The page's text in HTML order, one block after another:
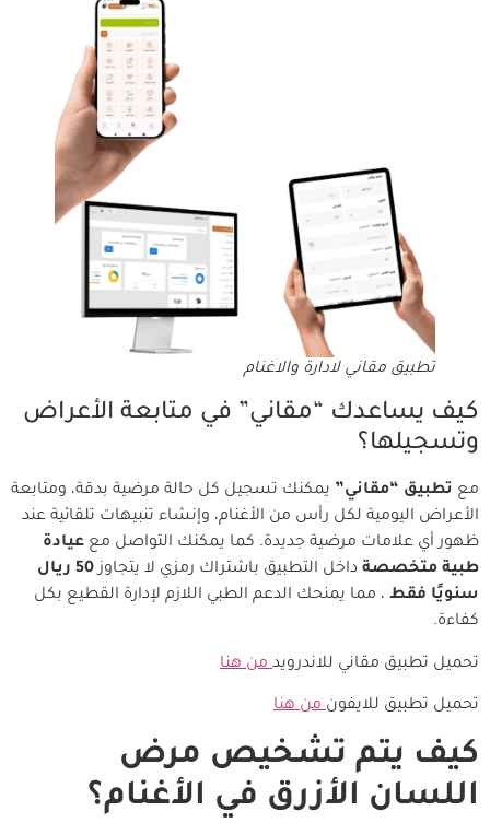
تطبيق مقاني لادارة والاغنام
كيف يساعدك “مقاني” في متابعة الأعراض
وتسجيلها؟
مع تطبيق “مقاني” يمكنك تسجيل كل حالة مرضية بدقة، ومتابعة
الأعراض اليومية لكل رأس من الأغنام، وإنشاء تنبيهات تلقائية عند
ظهور أي علامات مرضية جديدة. كما يمكنك التواصل مع عيادة
طبية متخصصة داخل التطبيق باشتراك رمزي لا يتجاوز
50 ريال
سنويًا فقط ، مما يمنحك الدعم الطبي اللازم لإدارة القطيع بكل
كفاءة.
تحميل تطبيق مقاني للاندرويدمن هنا
تحميل تطبيق للايفونمن هنا
كيف يتم تشخيص مرض
اللسان الأزرق في الأغنام؟